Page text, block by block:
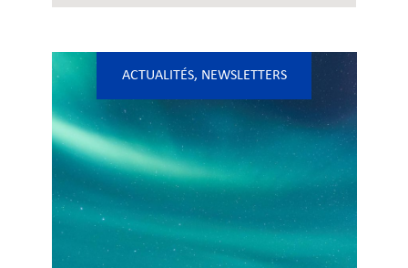
ACTUALITÉS, NEWSLETTERS